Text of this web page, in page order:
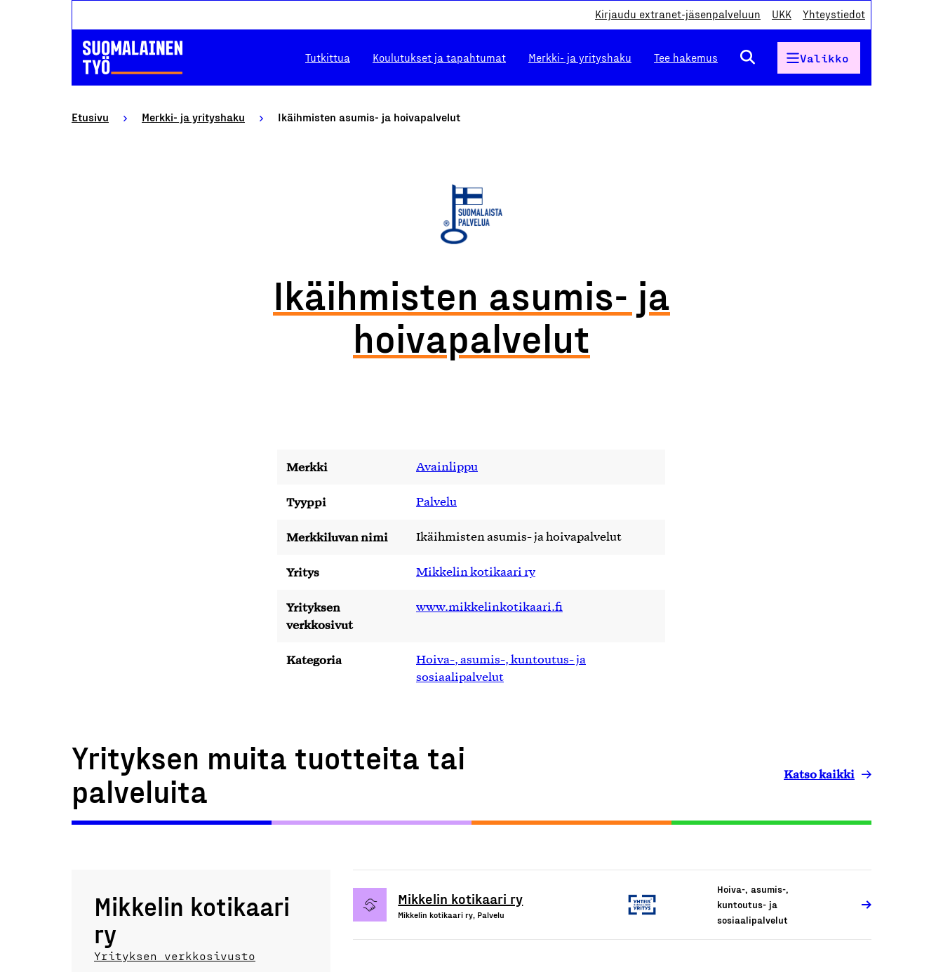
Kirjaudu extranet-jäsenpalveluun UKK Yhteystiedot
Tutkittua Koulutukset ja tapahtumat Merkki- ja yrityshaku Tee hakemus Valikko
Etusivu Merkki- ja yrityshaku Ikäihmisten asumis- ja hoivapalvelut
Ikäihmisten asumis- ja
hoivapalvelut
Merkki Avainlippu
Tyyppi Palvelu
Merkkiluvan nimi Ikäihmisten asumis- ja hoivapalvelut
Yritys Mikkelin kotikaari ry
Yrityksen
verkkosivut
www.mikkelinkotikaari.fi
Kategoria
Hoiva-, asumis-, kuntoutus- ja
sosiaalipalvelut
Yrityksen muita tuotteita tai
palveluita
Katso kaikki
Mikkelin kotikaari
ry
Yrityksen verkkosivusto
Mikkelin kotikaari ry
Mikkelin kotikaari ry, Palvelu
Hoiva-, asumis-,
kuntoutus- ja
sosiaalipalvelut